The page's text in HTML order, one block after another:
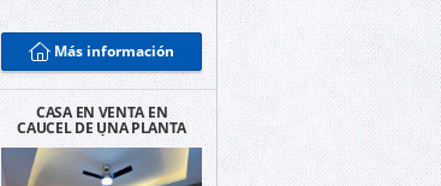
Más información
CASA EN VENTA EN
CAUCEL DE UNA PLANTA
EN MÉRIDA.